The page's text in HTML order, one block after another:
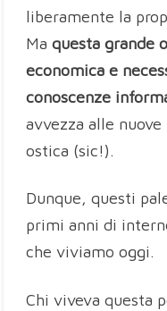
liberamente la
Maquesta grande
economica e
conoscenze
avvezza alle
ostica (sic!).
Dunque, questi
primi anni di
che viviamo oggi.
Chi viveva questa